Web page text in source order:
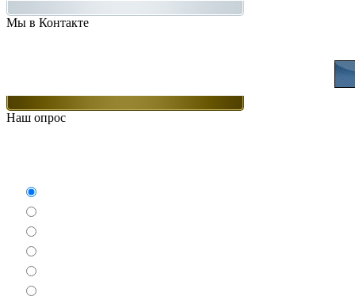
Мы в Контакте
Наш опрос